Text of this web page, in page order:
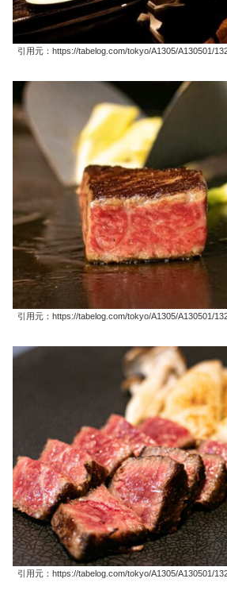
引用元：https://tabelog.com/tokyo/A1305/A130501/
引用元：https://tabelog.com/tokyo/A1305/A130501/
引用元：https://tabelog.com/tokyo/A1305/A130501/